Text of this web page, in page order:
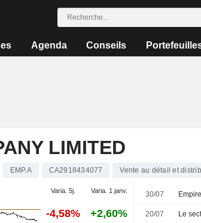
Agenda Conseils
LIMITED
EMP.A CA2918434077 Vente au détail et
Varia. 5j. Varia. 1 janv.
-4,58% +2,60%
30/07
20/07